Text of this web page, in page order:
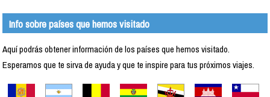
Info sobre países que hemos visitado
Aquí podrás obtener información de los países que hemos visitado.
Esperamos que te sirva de ayuda y que te inspire para tus próximos viajes.